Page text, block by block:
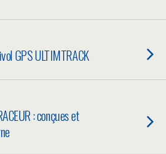
GPS ULTIMTRACK
: conçues et